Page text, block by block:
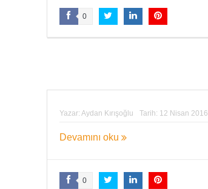
0
Yazar: Aydan Kırışoğlu Tarih: 12 Nisan 2016
Devamını oku
0